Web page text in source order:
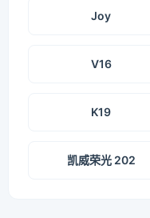
Joy
V16
K19
凯威荣光 202